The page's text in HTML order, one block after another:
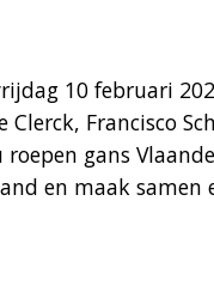
10 februari
Francisco
gans
en maak samen